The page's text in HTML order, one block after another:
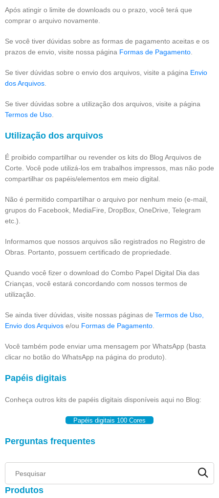
Após atingir o limite de downloads ou o prazo, você terá que
comprar o arquivo novamente.
Se você tiver dúvidas sobre as formas de pagamento aceitas e os
prazos de envio, visite nossa página Formas de Pagamento.
Se tiver dúvidas sobre o envio dos arquivos, visite a página Envio
dos Arquivos.
Se tiver dúvidas sobre a utilização dos arquivos, visite a página
Termos de Uso.
Utilização dos arquivos
É proibido compartilhar ou revender os kits do Blog Arquivos de
Corte. Você pode utilizá-los em trabalhos impressos, mas não pode
compartilhar os papéis/elementos em meio digital.
Não é permitido compartilhar o arquivo por nenhum meio (e-mail,
grupos do Facebook, MediaFire, DropBox, OneDrive, Telegram
etc.).
Informamos que nossos arquivos são registrados no Registro de
Obras. Portanto, possuem certificado de propriedade.
Quando você fizer o download do Combo Papel Digital Dia das
Crianças, você estará concordando com nossos termos de
utilização.
Se ainda tiver dúvidas, visite nossas páginas de Termos de Uso,
Envio dos Arquivos e/ou Formas de Pagamento.
Você também pode enviar uma mensagem por WhatsApp (basta
clicar no botão do WhatsApp na página do produto).
Papéis digitais
Conheça outros kits de papéis digitais disponíveis aqui no Blog:
Papéis digitais 100 Cores
Perguntas frequentes
Produtos